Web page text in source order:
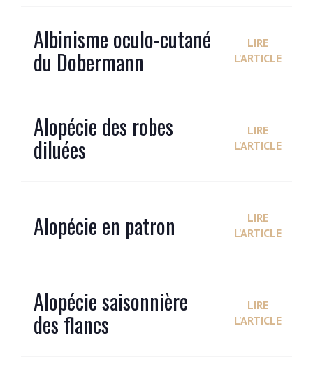
Albinisme oculo-cutané
du Dobermann
LIRE
L'ARTICLE
Alopécie des robes
diluées
LIRE
L'ARTICLE
Alopécie en patron
LIRE
L'ARTICLE
Alopécie saisonnière
des flancs
LIRE
L'ARTICLE